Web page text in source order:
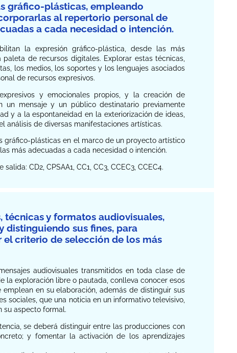
gráfico-plásticas, empleando
al repertorio personal de
a cada necesidad o intención.
la expresión gráfico-plástica, desde las más
de recursos digitales. Explorar estas técnicas,
los medios, los soportes y los lenguajes asociados
de recursos expresivos.
y emocionales propios, y la creación de
un mensaje y un público destinatario previamente
y a la espontaneidad en la exteriorización de ideas,
análisis de diversas manifestaciones artísticas.
gráfico-plásticas en el marco de un proyecto artístico
más adecuadas a cada necesidad o intención.
CD2, CPSAA1, CC1, CC3, CCEC3, CCEC4.
técnicas y formatos audiovisuales,
distinguiendo sus fines, para
criterio de selección de los más
audiovisuales transmitidos en toda clase de
la exploración libre o pautada, conlleva conocer esos
en su elaboración, además de distinguir sus
sociales, que una noticia en un informativo televisivo,
su aspecto formal.
se deberá distinguir entre las producciones con
y fomentar la activación de los aprendizajes